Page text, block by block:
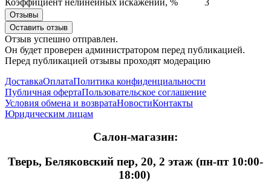
Отзывы
Оставить отзыв
Отзыв успешно отправлен.
Он будет проверен администратором перед публикацией.
Перед публикацией отзывы проходят модерацию
ДоставкаОплатаПолитика конфиденциальности
Публичная офертаПользовательское соглашение
Условия обмена и возвратаНовостиКонтакты
Юридическим лицам
Салон-магазин:
Тверь, Беляковский пер, 20, 2 этаж (пн-пт 10:00-
18:00)